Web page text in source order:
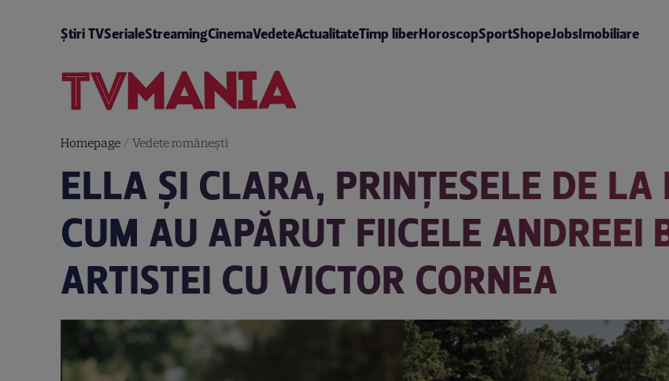
Știri TVSerialeStreamingCinemaVedeteActualitateTimp liberHoroscopSportShopeJobsImobiliare
Homepage/ Vedete româneşti
ELLA ȘI CLARA, PRINȚESELE DE
CUM AU APĂRUT FIICELE ANDREEI
ARTISTEI CU VICTOR CORNEA